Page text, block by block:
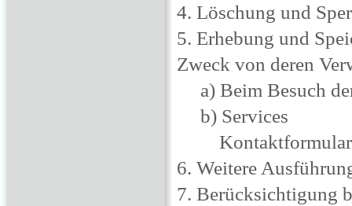
4. Löschung und
5. Erhebung und
Zweck von deren
a) Beim Besuch
b) Services
Kontaktformular
6. Weitere
7. Berücksichtigung